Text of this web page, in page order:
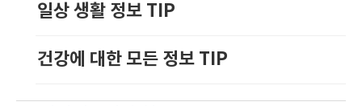
일상 생활 정보 TIP
건강에 대한 모든 정보 TIP